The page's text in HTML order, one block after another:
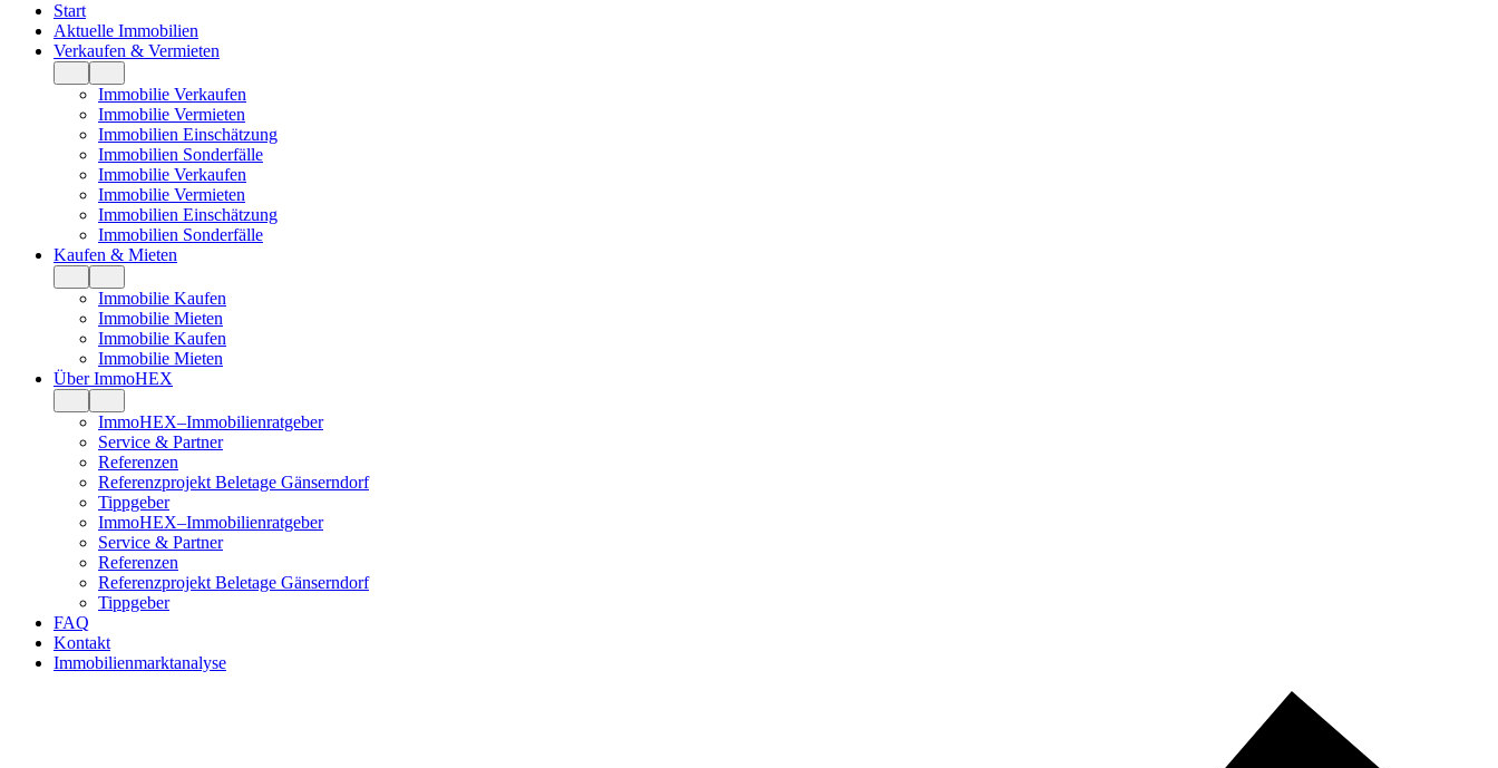
Start
Aktuelle Immobilien
Verkaufen & Vermieten
Immobilie Verkaufen
Immobilie Vermieten
Immobilien Einschätzung
Immobilien Sonderfälle
Immobilie Verkaufen
Immobilie Vermieten
Immobilien Einschätzung
Immobilien Sonderfälle
Kaufen & Mieten
Immobilie Kaufen
Immobilie Mieten
Immobilie Kaufen
Immobilie Mieten
Über ImmoHEX
ImmoHEX–Immobilienratgeber
Service & Partner
Referenzen
Referenzprojekt Beletage Gänserndorf
Tippgeber
ImmoHEX–Immobilienratgeber
Service & Partner
Referenzen
Referenzprojekt Beletage Gänserndorf
Tippgeber
FAQ
Kontakt
Immobilienmarktanalyse